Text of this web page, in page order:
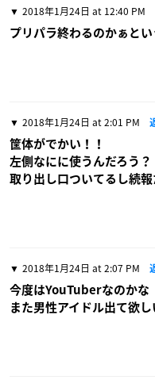
2018年1月24日 at 12:40 PM
プリパラ終わるのかぁと
2018年1月24日 at 2:01 PM
筐体がでかい！！
左側なにに使うんだろう？
取り出し口ついてるし続
2018年1月24日 at 2:07 PM
今度はYouTuberなのかな
また男性アイドル出て欲し